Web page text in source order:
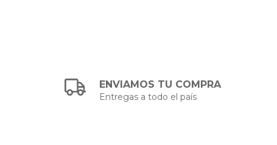
ENVIAMOS TU COMPRA
Entregas a todo el país